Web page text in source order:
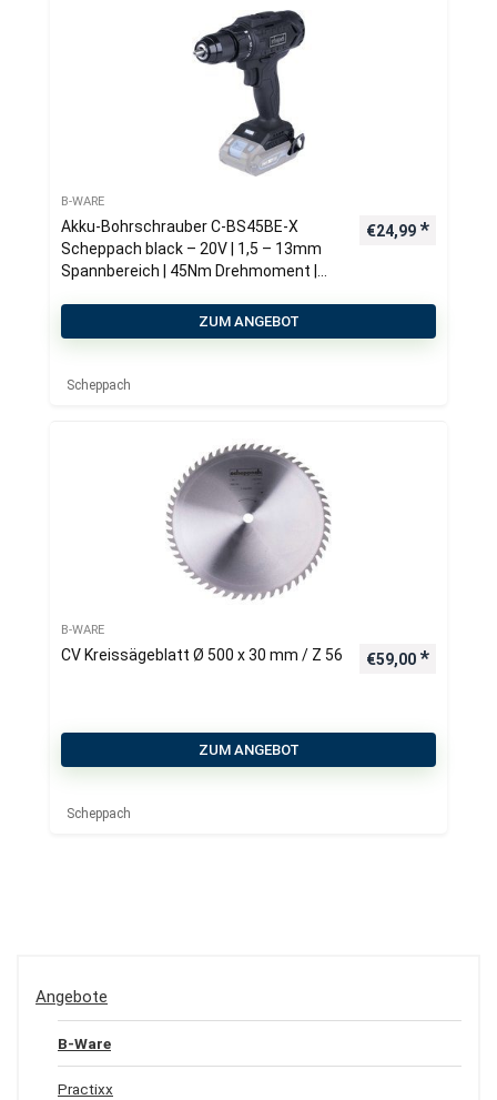
B-WARE
Akku-Bohrschrauber C-BS45BE-X
Scheppach black – 20V | 1,5 – 13mm
Spannbereich | 45Nm Drehmoment |
€24,99
ZUM ANGEBOT
Scheppach
B-WARE
CV Kreissägeblatt Ø 500 x 30 mm / Z 56 €59,00
ZUM ANGEBOT
Scheppach
Angebote
B-Ware
Practixx